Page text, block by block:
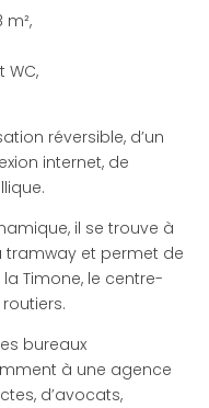
WC,
réversible, d’un
internet, de
il se trouve à
tramway et permet de
Timone, le centre-
bureaux
à une agence
d’avocats,